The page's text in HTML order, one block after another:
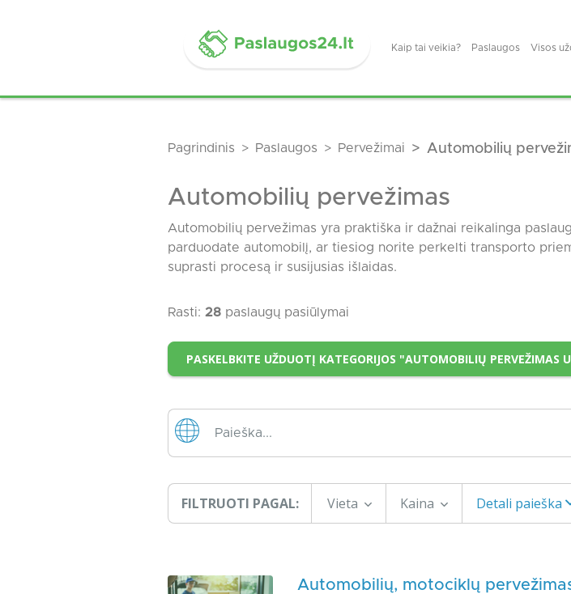
Kaip tai veikia? Paslaugos Visos
Pagrindinis Paslaugos Pervežimai Automobilių
Automobilių pervežimas
Automobilių pervežimas yra praktiška ir dažnai reikalinga
parduodate automobilį, ar tiesiog norite perkelti transporto
suprasti procesą ir susijusias išlaidas.
Rasti: 28 paslaugų pasiūlymai
PASKELBKITE UŽDUOTĮ KATEGORIJOS "AUTOMOBILIŲ PERVEŽIMAS
FILTRUOTI PAGAL: Vieta Kaina Detali paieška
Automobilių, motociklų